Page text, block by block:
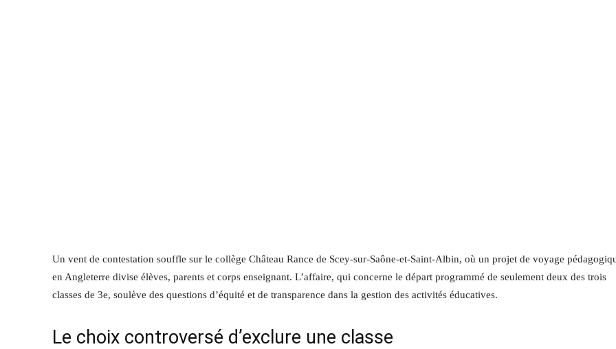
Un vent de contestation souffle sur le collège Château Rance de Scey-sur-Saône-et-Saint-Albin, où un projet de voyage
en Angleterre divise élèves, parents et corps enseignant. L’affaire, qui concerne le départ programmé de seulement deux des trois
classes de 3e, soulève des questions d’équité et de transparence dans la gestion des activités éducatives.
Le choix controversé d’exclure une classe